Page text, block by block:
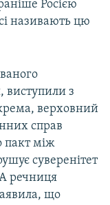
Росією
називають цю
виступили з
верховний
справ
пакт між
суверенітет
А речниця
що